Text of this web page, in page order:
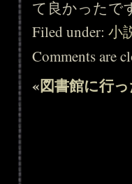
て良かったで
Filed under:小
Comments are
«図書館に行